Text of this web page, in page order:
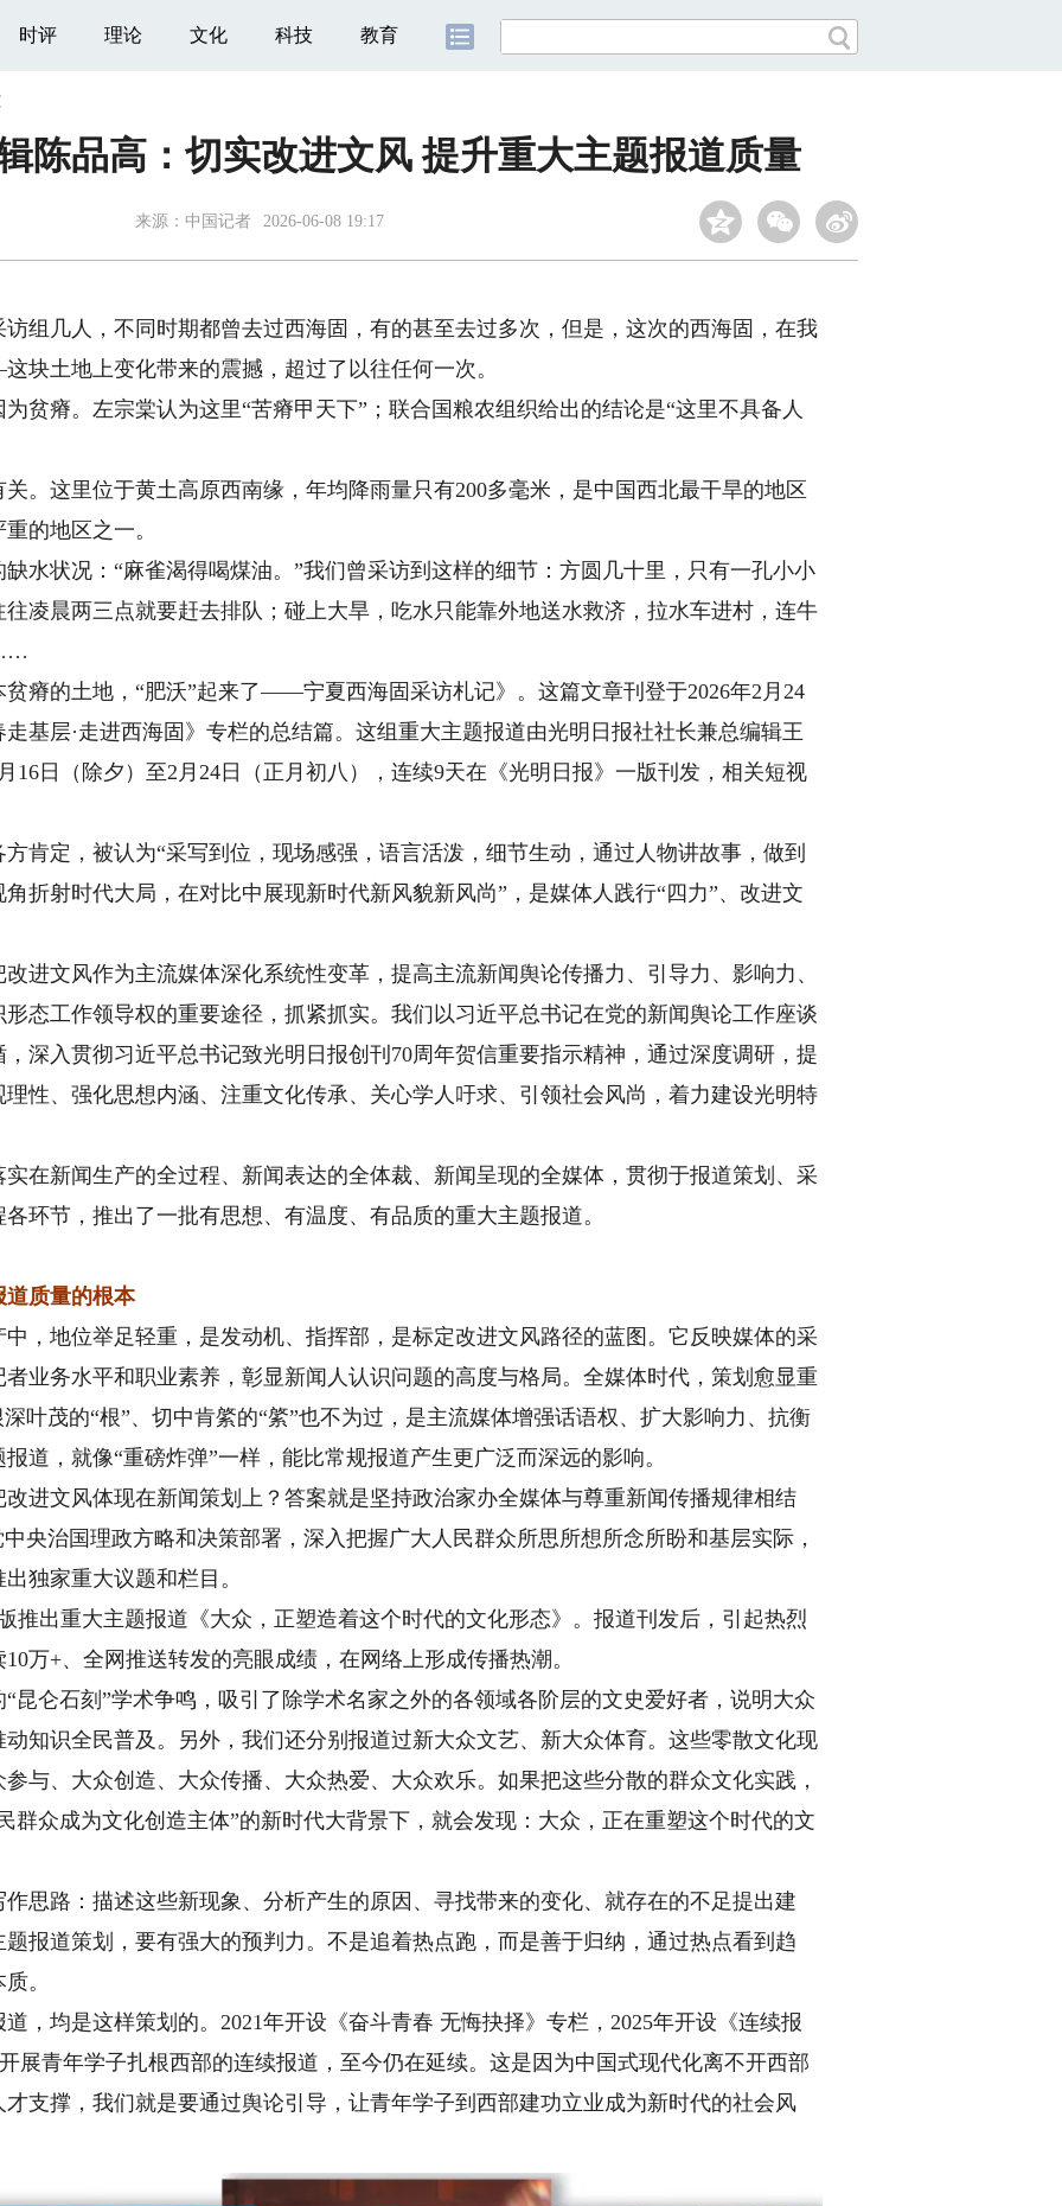
时评 理论 文化 科技 教育
陈品高：切实改进文风 提升重大主题报道质量
来源： 中国记者 2026-06-08 19:17
几人，不同时期都曾去过西海固，有的甚至去过多次，但是，这次的西海固，在我
块土地上变化带来的震撼，超过了以往任何一次。
瘠。左宗棠认为这里“苦瘠甲天下”；联合国粮农组织给出的结论是“这里不具备人
这里位于黄土高原西南缘，年均降雨量只有200多毫米，是中国西北最干旱的地区
的地区之一。
状况：“麻雀渴得喝煤油。”我们曾采访到这样的细节：方圆几十里，只有一孔小小
凌晨两三点就要赶去排队；碰上大旱，吃水只能靠外地送水救济，拉水车进村，连牛
的土地，“肥沃”起来了——宁夏西海固采访札记》。这篇文章刊登于2026年2月24
基层·走进西海固》专栏的总结篇。这组重大主题报道由光明日报社社长兼总编辑王
16日（除夕）至2月24日（正月初八），连续9天在《光明日报》一版刊发，相关短视
定，被认为“采写到位，现场感强，语言活泼，细节生动，通过人物讲故事，做到
折射时代大局，在对比中展现新时代新风貌新风尚”，是媒体人践行“四力”、改进文
文风作为主流媒体深化系统性变革，提高主流新闻舆论传播力、引导力、影响力、
态工作领导权的重要途径，抓紧抓实。我们以习近平总书记在党的新闻舆论工作座谈
深入贯彻习近平总书记致光明日报创刊70周年贺信重要指示精神，通过深度调研，提
性、强化思想内涵、注重文化传承、关心学人吁求、引领社会风尚，着力建设光明特
新闻生产的全过程、新闻表达的全体裁、新闻呈现的全媒体，贯彻于报道策划、采
环节，推出了一批有思想、有温度、有品质的重大主题报道。
质量的根本
地位举足轻重，是发动机、指挥部，是标定改进文风路径的蓝图。它反映媒体的采
业务水平和职业素养，彰显新闻人认识问题的高度与格局。全媒体时代，策划愈显重
叶茂的“根”、切中肯綮的“綮”也不为过，是主流媒体增强话语权、扩大影响力、抗衡
道，就像“重磅炸弹”一样，能比常规报道产生更广泛而深远的影响。
文风体现在新闻策划上？答案就是坚持政治家办全媒体与尊重新闻传播规律相结
央治国理政方略和决策部署，深入把握广大人民群众所思所想所念所盼和基层实际，
独家重大议题和栏目。
重大主题报道《大众，正塑造着这个时代的文化形态》。报道刊发后，引起热烈
万+、全网推送转发的亮眼成绩，在网络上形成传播热潮。
石刻”学术争鸣，吸引了除学术名家之外的各领域各阶层的文史爱好者，说明大众
知识全民普及。另外，我们还分别报道过新大众文艺、新大众体育。这些零散文化现
与、大众创造、大众传播、大众热爱、大众欢乐。如果把这些分散的群众文化实践，
群众成为文化创造主体”的新时代大背景下，就会发现：大众，正在重塑这个时代的文
路：描述这些新现象、分析产生的原因、寻找带来的变化、就存在的不足提出建
报道策划，要有强大的预判力。不是追着热点跑，而是善于归纳，通过热点看到趋
。
均是这样策划的。2021年开设《奋斗青春 无悔抉择》专栏，2025年开设《连续报
展青年学子扎根西部的连续报道，至今仍在延续。这是因为中国式现代化离不开西部
支撑，我们就是要通过舆论引导，让青年学子到西部建功立业成为新时代的社会风